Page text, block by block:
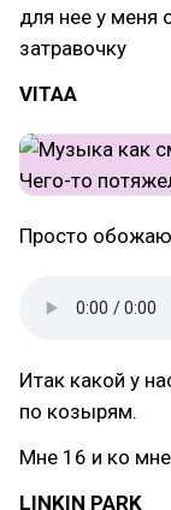
для нее у меня
затравочку
VITAA
Просто
Итак какой у
по козырям.
Мне 16 и ко
LINKIN PARK